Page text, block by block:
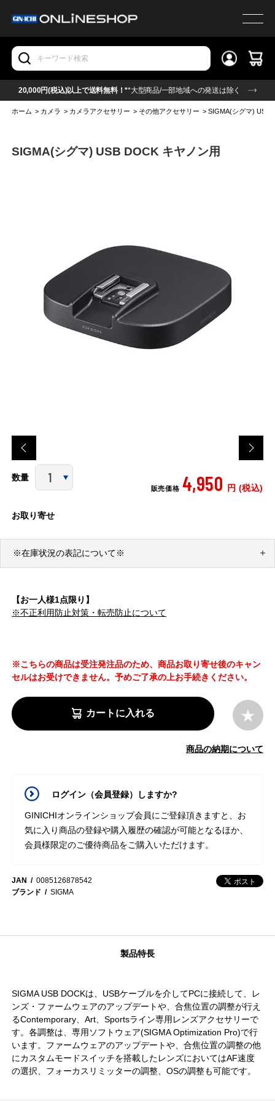
20,000円(税込)以上で送料無料！**大型商品/一部地域への発送は除く
ホーム > カメラ > カメラアクセサリー > その他アクセサリー >SIGMA(シグマ) USB
SIGMA(シグマ) USB DOCK キヤノン用
数量
販売価格 4,950 円 (税込)
お取り寄せ
※在庫状況の表記について※
【お一人様1点限り】
※不正利用防止対策・転売防止について
※こちらの商品は受注発注品のため、商品お取り寄せ後のキャン
セルはお受けできません。予めご了承の上お手続きください。
カートに入れる
商品の納期について
ログイン（会員登録）しますか?
GINICHIオンラインショップ会員にご登録頂きますと、お
気に入り商品の登録や購入履歴の確認が可能となるほか、
会員様限定のご優待商品をご購入いただけます。
JAN
0085126878542
ブランド
SIGMA
製品特長
SIGMA USB DOCKは、USBケーブルを介してPCに接続して、レ
ンズ・ファームウェアのアップデートや、合焦位置の調整が行え
るContemporary、Art、Sportsライン専用レンズアクセサリーで
す。各調整は、専用ソフトウェア(SIGMA Optimization Pro)で行
います。ファームウェアのアップデートや、合焦位置の調整の他
にカスタムモードスイッチを搭載したレンズにおいてはAF速度
の選択、フォーカスリミッターの調整、OSの調整も可能です。